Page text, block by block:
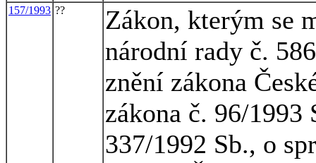
157/1993 ??
Zákon, kterým se
národní rady č.
znění zákona
zákona č. 96/1993
337/1992 Sb., o